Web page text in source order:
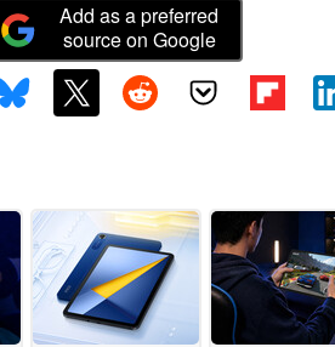
Add as a preferred
source on Google